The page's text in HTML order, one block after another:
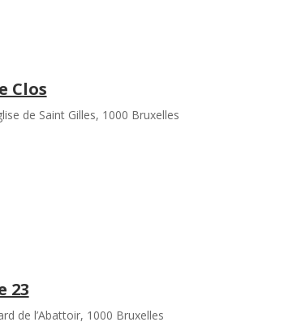
Clos
de Saint Gilles, 1000 Bruxelles
23
de l’Abattoir, 1000 Bruxelles